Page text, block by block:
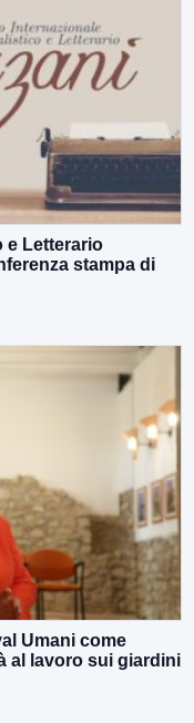
e Letterario
stampa di
Umani come
al lavoro sui giardini